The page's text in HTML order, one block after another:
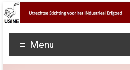
Menu